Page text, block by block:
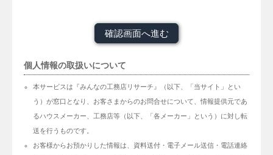
個人情報の取扱いについて
本サービスは『みんなの工務店リサーチ』（以下、「当サイト」とい
う）が窓口となり、お客さまからのお問合せについて、情報提供元であ
るハウスメーカー、工務店等（以下、「各メーカー」という）に対し転
送を行うものです。
お客様からお預かりした情報は、資料送付・電子メール送信・電話連絡